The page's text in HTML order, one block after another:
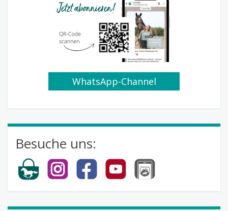
WhatsApp-Channel
Besuche uns: